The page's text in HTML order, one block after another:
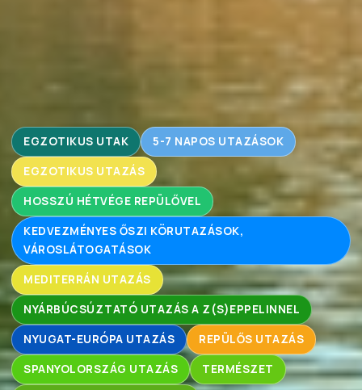
EGZOTIKUS UTAK 5-7 NAPOS UTAZÁSOK
EGZOTIKUS UTAZÁS
HOSSZÚ HÉTVÉGE REPÜLŐVEL
KEDVEZMÉNYES ŐSZI KÖRUTAZÁSOK,
VÁROSLÁTOGATÁSOK
MEDITERRÁN UTAZÁS
NYÁRBÚCSÚZTATÓ UTAZÁS A Z(S)EPPELINNEL
NYUGAT-EURÓPA UTAZÁS REPÜLŐS UTAZÁS
SPANYOLORSZÁG UTAZÁS TERMÉSZET